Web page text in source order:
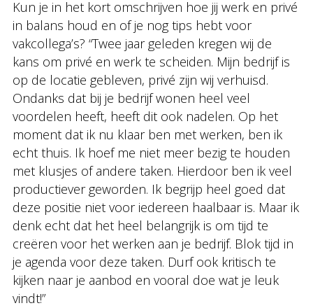
Kun je in het kort omschrijven hoe jij werk en privé
in balans houd en of je nog tips hebt voor
vakcollega’s? “Twee jaar geleden kregen wij de
kans om privé en werk te scheiden. Mijn bedrijf is
op de locatie gebleven, privé zijn wij verhuisd.
Ondanks dat bij je bedrijf wonen heel veel
voordelen heeft, heeft dit ook nadelen. Op het
moment dat ik nu klaar ben met werken, ben ik
echt thuis. Ik hoef me niet meer bezig te houden
met klusjes of andere taken. Hierdoor ben ik veel
productiever geworden. Ik begrijp heel goed dat
deze positie niet voor iedereen haalbaar is. Maar ik
denk echt dat het heel belangrijk is om tijd te
creëren voor het werken aan je bedrijf. Blok tijd in
je agenda voor deze taken. Durf ook kritisch te
kijken naar je aanbod en vooral doe wat je leuk
vindt!”